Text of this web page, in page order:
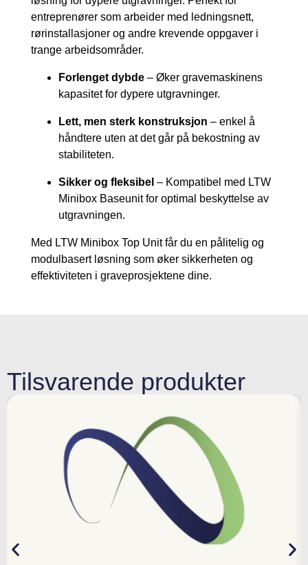
entreprenører som arbeider med ledningsnett,
rørinstallasjoner og andre krevende oppgaver i
trange arbeidsområder.
Forlenget dybde – Øker gravemaskinens
kapasitet for dypere utgravninger.
Lett, men sterk konstruksjon – enkel å
håndtere uten at det går på bekostning av
stabiliteten.
Sikker og fleksibel – Kompatibel med LTW
Minibox Baseunit for optimal beskyttelse av
utgravningen.
Med LTW Minibox Top Unit får du en pålitelig og
modulbasert løsning som øker sikkerheten og
effektiviteten i graveprosjektene dine.
Tilsvarende produkter